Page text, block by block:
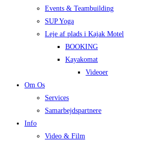
Events & Teambuilding
SUP Yoga
Leje af plads i Kajak Motel
BOOKING
Kayakomat
Videoer
Om Os
Services
Samarbejdspartnere
Info
Video & Film